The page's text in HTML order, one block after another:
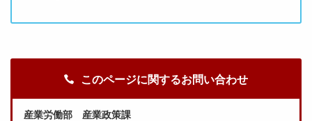
このページに関するお問い合わせ
産業労働部 産業政策課